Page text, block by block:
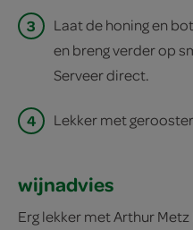
3
Laat de honing en
en breng verder op
Serveer direct.
4 Lekker met
wijnadvies
Erg lekker met Arthur